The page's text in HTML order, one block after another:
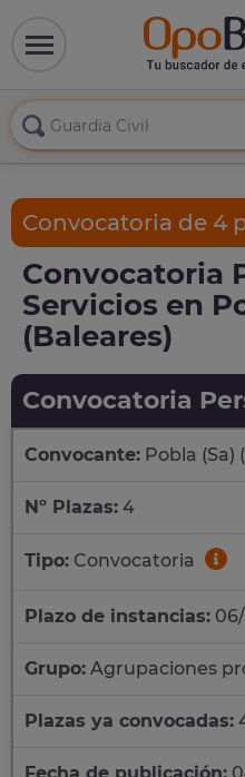
Convocatoria de 4
Convocatoria
Servicios en
(Baleares)
Convocatoria
Convocante: Pobla (Sa)
Nº Plazas: 4
Tipo: Convocatoria
Plazo de instancias:
Grupo: Agrupaciones
Plazas ya convocadas: